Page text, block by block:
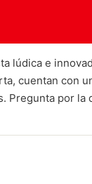
lúdica e
cuentan con
Pregunta por la